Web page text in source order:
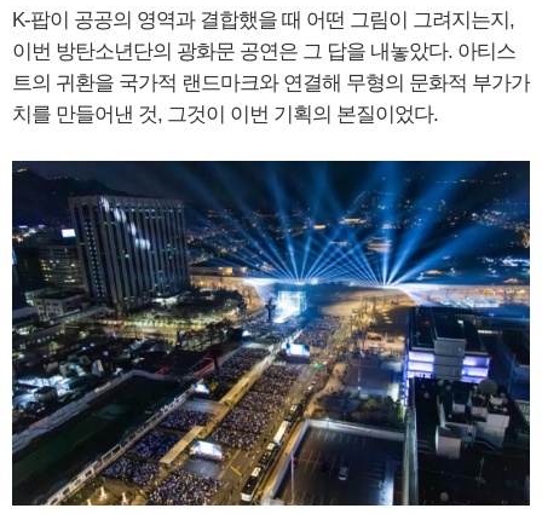
K-팝이 공공의 영역과 결합했을 때 어떤 그림이 그려지는지,
이번 방탄소년단의 광화문 공연은 그 답을 내놓았다. 아티스
트의 귀환을 국가적 랜드마크와 연결해 무형의 문화적 부가가
치를 만들어낸 것, 그것이 이번 기획의 본질이었다.